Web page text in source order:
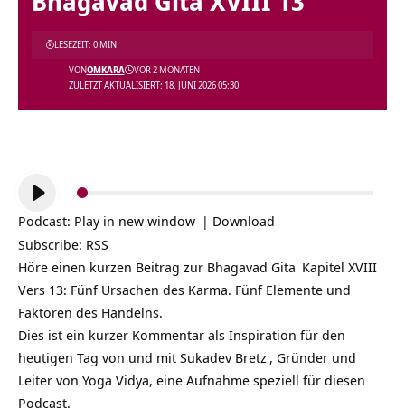
ZULETZT AKTUALISIERT: 18. JUNI 2026 05:30
VONOMKARA VOR 2 MONATEN
LESEZEIT: 0 MIN
Audio-
Player
Podcast: Play in new window | Download
Subscribe: RSS
Höre einen kurzen Beitrag zur Bhagavad Gita Kapitel XVIII
Vers 13: Fünf Ursachen des Karma. Fünf Elemente und
Faktoren des Handelns.
Dies ist ein kurzer Kommentar als Inspiration für den
heutigen Tag von und mit Sukadev Bretz , Gründer und
Leiter von Yoga Vidya, eine Aufnahme speziell für diesen
Podcast.